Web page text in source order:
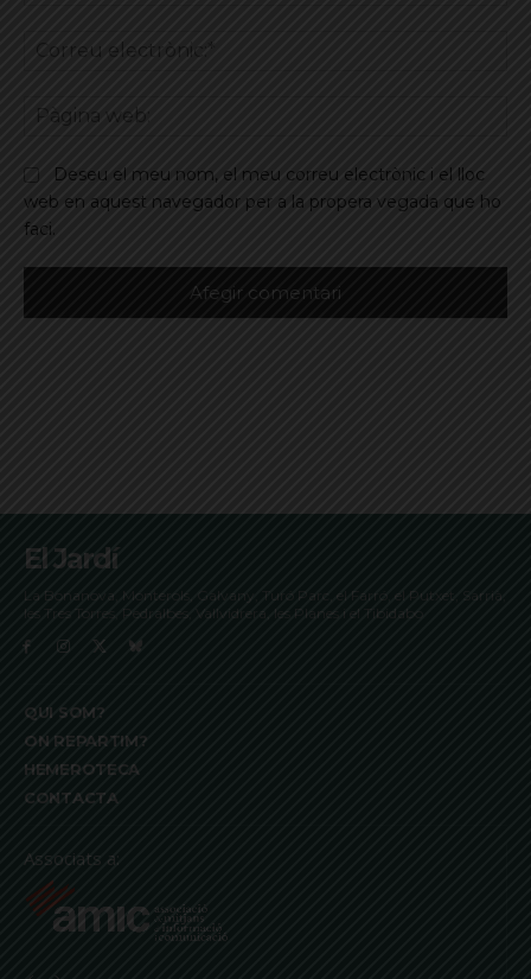
Deseu el meu nom, el meu correu electrònic i el lloc
web en aquest navegador per a la propera vegada que ho
faci.
El Jardí
La Bonanova, Monterols, Galvany, Turó Parc, el Farró, el Putxet, Sarrià,
les Tres Torres, Pedralbes, Vallvidrera, les Planes i el Tibidabo
QUI SOM?
ON REPARTIM?
HEMEROTECA
CONTACTA
Associats a: